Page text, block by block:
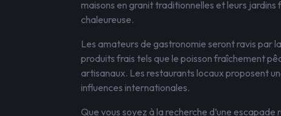
maisons en granit traditionnelles et leurs
chaleureuse.
Les amateurs de gastronomie seront ravis par
produits frais tels que le poisson fraîchement
artisanaux. Les restaurants locaux proposent
influences internationales.
Que vous soyez à la recherche d’une escapade